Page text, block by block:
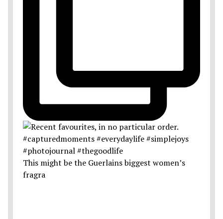
This might be the Guerlains biggest women’s
fragra